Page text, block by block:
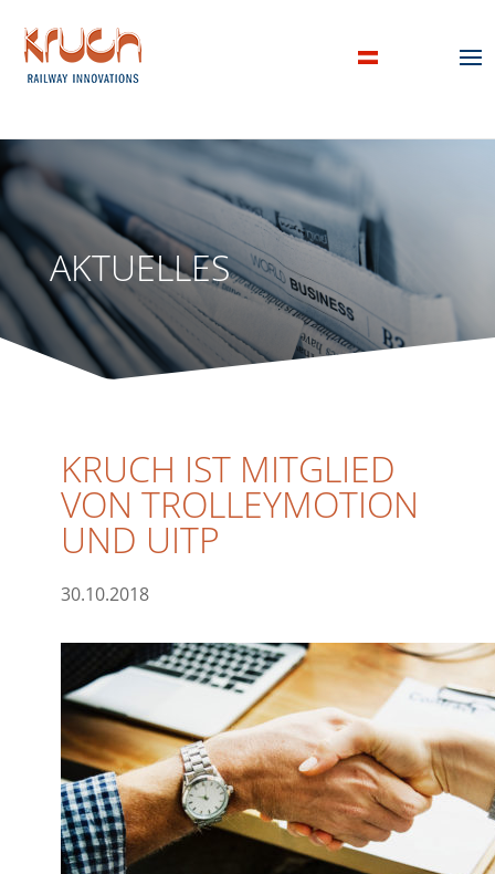
AKTUELLES
KRUCH IST MITGLIED
VON TROLLEYMOTION
UND UITP
30.10.2018